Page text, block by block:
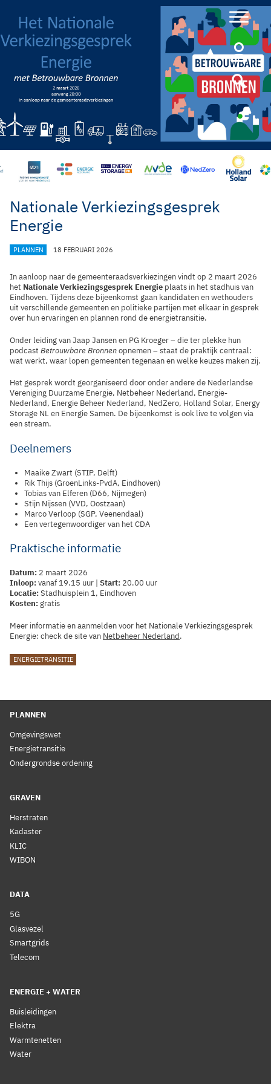
inhoud
Nationale Verkiezingsgesprek
Energie
CATEGORIEËN
PLANNEN 18 FEBRUARI 2026
In aanloop naar de gemeenteraadsverkiezingen vindt op 2 maart 2026
het Nationale Verkiezingsgesprek Energie plaats in het stadhuis van
Eindhoven. Tijdens deze bijeenkomst gaan kandidaten en wethouders
uit verschillende gemeenten en politieke partijen met elkaar in gesprek
over hun ervaringen en plannen rond de energietransitie.
Onder leiding van Jaap Jansen en PG Kroeger – die ter plekke hun
podcast Betrouwbare Bronnenopnemen – staat de praktijk centraal:
wat werkt, waar lopen gemeenten tegenaan en welke keuzes maken zij.
Het gesprek wordt georganiseerd door onder andere de Nederlandse
Vereniging Duurzame Energie, Netbeheer Nederland, Energie-
Nederland, Energie Beheer Nederland, NedZero, Holland Solar, Energy
Storage NL en Energie Samen. De bijeenkomst is ook live te volgen via
een stream.
Deelnemers
Maaike Zwart (STIP, Delft)
Rik Thijs (GroenLinks-PvdA, Eindhoven)
Tobias van Elferen (D66, Nijmegen)
Stijn Nijssen (VVD, Oostzaan)
Marco Verloop (SGP, Veenendaal)
Een vertegenwoordiger van het CDA
Praktische informatie
Datum: 2 maart 2026
Inloop:vanaf 19.15 uur | Start: 20.00 uur
Locatie:Stadhuisplein 1, Eindhoven
Kosten: gratis
Meer informatie en aanmelden voor het Nationale Verkiezingsgesprek
Energie: check de site van Netbeheer Nederland.
TAGS
ENERGIETRANSITIE
PLANNEN
Omgevingswet
Energietransitie
Ondergrondse ordening
GRAVEN
Herstraten
Kadaster
KLIC
WIBON
DATA
5G
Glasvezel
Smartgrids
Telecom
ENERGIE + WATER
Buisleidingen
Elektra
Warmtenetten
Water